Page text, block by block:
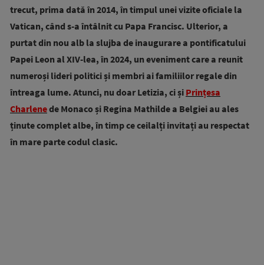
trecut, prima dată în 2014, în timpul unei vizite oficiale la
Vatican, când s-a întâlnit cu Papa Francisc. Ulterior, a
purtat din nou alb la slujba de inaugurare a pontificatului
Papei Leon al XIV-lea, în 2024, un eveniment care a reunit
numeroși lideri politici și membri ai familiilor regale din
întreaga lume. Atunci, nu doar Letizia, ci și Prințesa
Charlenede Monaco și Regina Mathilde a Belgiei au ales
ținute complet albe, în timp ce ceilalți invitați au respectat
în mare parte codul clasic.